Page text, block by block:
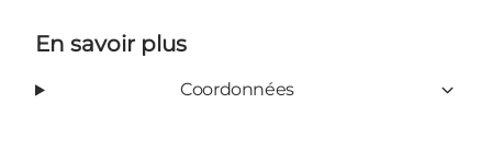
En savoir plus
Coordonnées